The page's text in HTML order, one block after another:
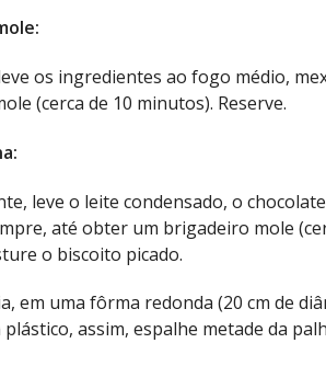
os ingredientes ao fogo médio,
(cerca de 10 minutos). Reserve.
leve o leite condensado, o
até obter um brigadeiro mole
o biscoito picado.
em uma fôrma redonda (20 cm de
assim, espalhe metade da